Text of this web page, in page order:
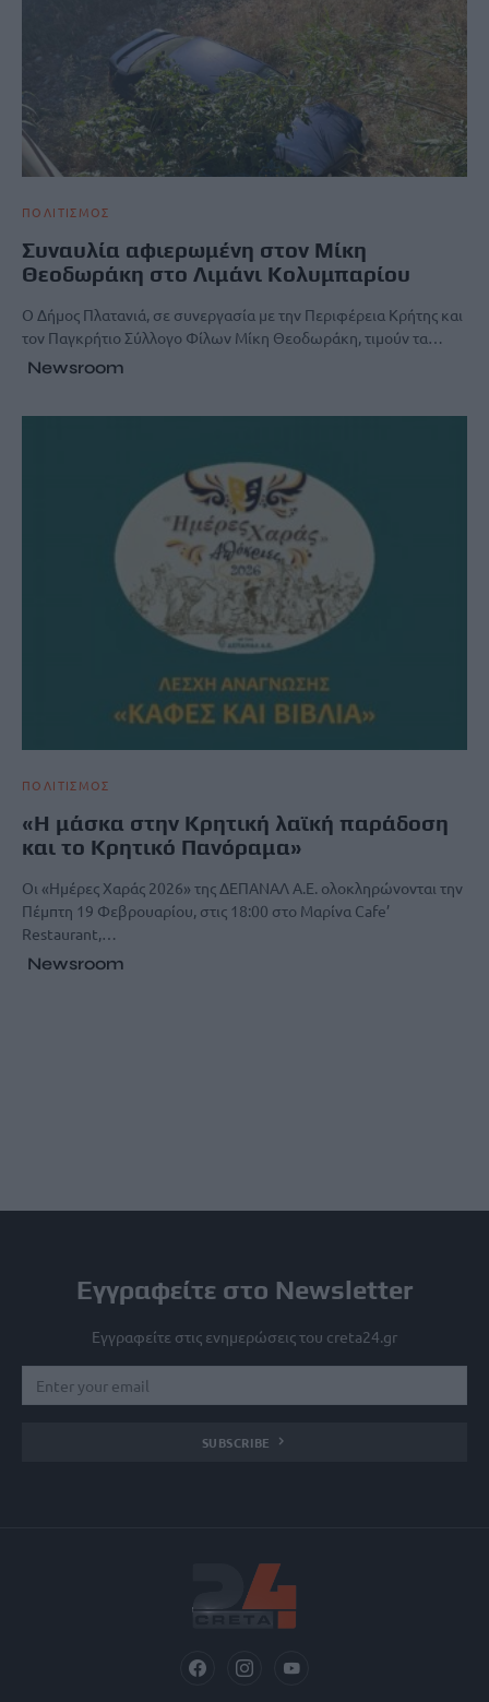
ΠΟΛΙΤΙΣΜΟΣ
Συναυλία αφιερωμένη στον Μίκη
Θεοδωράκη στο Λιμάνι Κολυμπαρίου
Ο Δήμος Πλατανιά, σε συνεργασία με την Περιφέρεια Κρήτης και
τον Παγκρήτιο Σύλλογο Φίλων Μίκη Θεοδωράκη, τιμούν τα…
Newsroom
ΠΟΛΙΤΙΣΜΟΣ
«Η μάσκα στην Κρητική λαϊκή παράδοση
και το Κρητικό Πανόραμα»
Οι «Ημέρες Χαράς 2026» της ΔΕΠΑΝΑΛ Α.Ε. ολοκληρώνονται την
Πέμπτη 19 Φεβρουαρίου, στις 18:00 στο Μαρίνα Cafe’
Restaurant,…
Newsroom
Εγγραφείτε στο Newsletter
Εγγραφείτε στις ενημερώσεις του creta24.gr
SUBSCRIBE